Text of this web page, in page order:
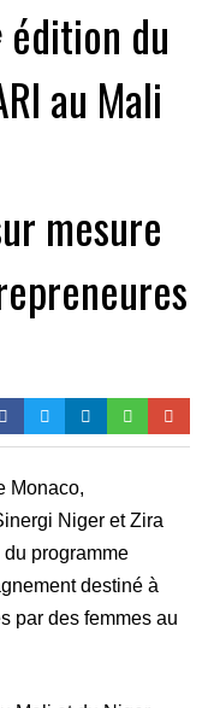
édition du
au Mali
mesure
Monaco,
Niger et Zira
programme
destiné à
par des femmes au